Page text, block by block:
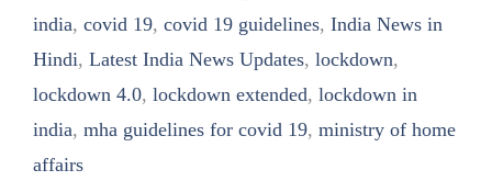
india, covid 19, covid 19 guidelines, India News in
Hindi, Latest India News Updates, lockdown,
lockdown 4.0, lockdown extended, lockdown in
india, mha guidelines for covid 19, ministry of home
affairs